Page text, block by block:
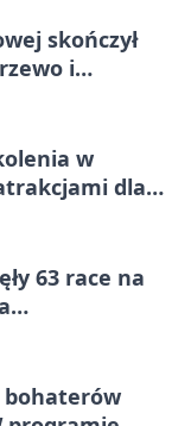
skończył
i
w
dla
63 race na
bohaterów